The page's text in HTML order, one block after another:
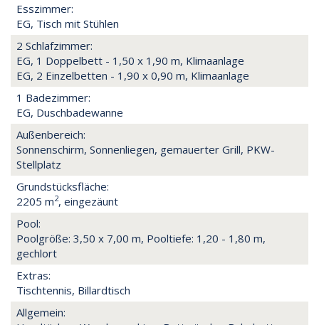
Esszimmer:
EG, Tisch mit Stühlen
2 Schlafzimmer:
EG, 1 Doppelbett - 1,50 x 1,90 m, Klimaanlage
EG, 2 Einzelbetten - 1,90 x 0,90 m, Klimaanlage
1 Badezimmer:
EG, Duschbadewanne
Außenbereich:
Sonnenschirm, Sonnenliegen, gemauerter Grill, PKW-
Stellplatz
Grundstücksfläche:
2205 m2, eingezäunt
Pool:
Poolgröße: 3,50 x 7,00 m, Pooltiefe: 1,20 - 1,80 m,
gechlort
Extras:
Tischtennis, Billardtisch
Allgemein: